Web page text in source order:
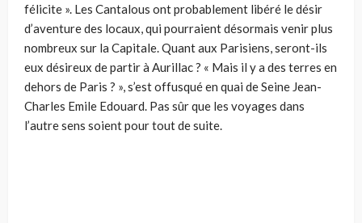
félicite ». Les Cantalous ont probablement libéré le désir
d’aventure des locaux, qui pourraient désormais venir plus
nombreux sur la Capitale. Quant aux Parisiens, seront-ils
eux désireux de partir à Aurillac ? « Mais il y a des terres en
dehors de Paris ? », s’est offusqué en quai de Seine Jean-
Charles Emile Edouard. Pas sûr que les voyages dans
l’autre sens soient pour tout de suite.